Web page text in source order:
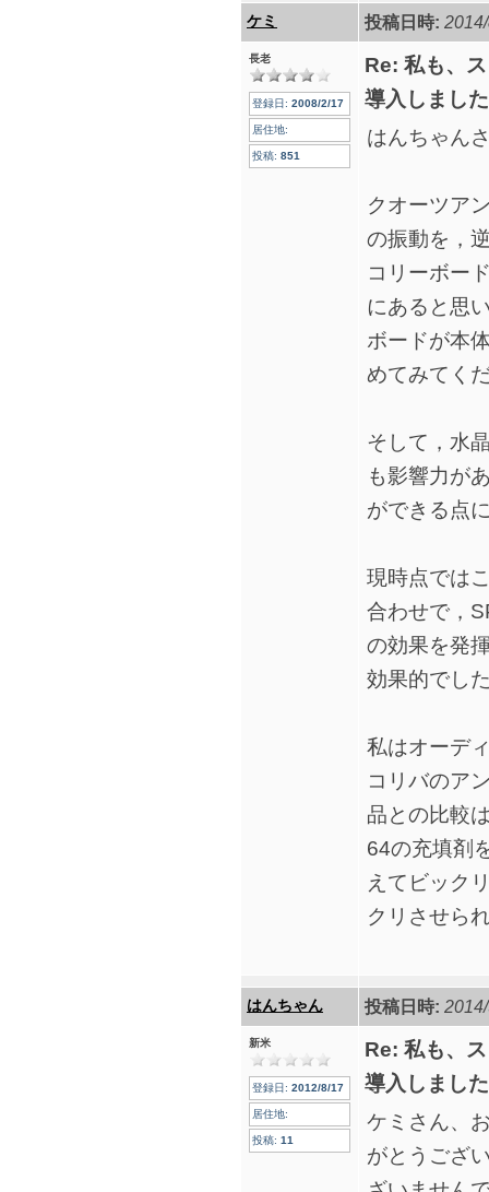
ケミ 投稿日時:
長老
登録日: 2008/2/17
居住地:
投稿: 851
Re: 私も、
導入しまし
はんちゃん
クオーツア
の振動を，
コリーボー
にあると思
ボードが本
めてみてく
そして，水
も影響力が
ができる点
現時点では
合わせで，
の効果を発
効果的でし
私はオーデ
コリバのア
品との比較
64の充填剤
えてビック
クリさせら
はんちゃん 投稿日時:
新米
登録日: 2012/8/17
居住地:
投稿: 11
Re: 私も、
導入しまし
ケミさん、
がとうござ